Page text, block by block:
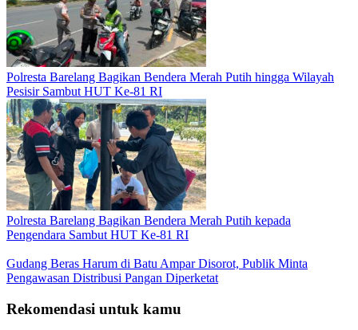
Polresta Barelang Bagikan Bendera Merah Putih hingga Wilayah
Pesisir Sambut HUT Ke-81 RI
Polresta Barelang Bagikan Bendera Merah Putih kepada
Pengendara Sambut HUT Ke-81 RI
Gudang Beras Harum di Batu Ampar Disorot, Publik Minta
Pengawasan Distribusi Pangan Diperketat
Rekomendasi untuk kamu